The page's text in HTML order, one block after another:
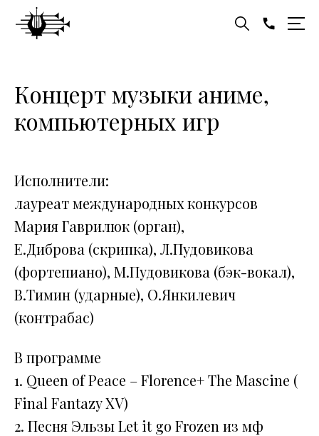
Концерт музыки аниме,
компьютерных игр
Исполнители:
лауреат международных конкурсов
Мария Гаврилюк (орган),
Е.Диброва (скрипка), Л.Пудовикова
(фортепиано), М.Пудовикова (бэк-вокал),
В.Тимин (ударные), О.Янкилевич
(контрабас)
В программе
1. Queen of Peace – Florenсе+ The Mascine (
Final Fantazy XV)
2. Песня Эльзы Let it go Frozen из мф